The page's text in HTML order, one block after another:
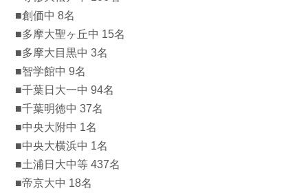
■創価中 8名
■多摩大聖ヶ丘中 15名
■多摩大目黒中 3名
■智学館中 9名
■千葉日大一中 94名
■千葉明徳中 37名
■中央大附中 1名
■中央大横浜中 1名
■土浦日大中等 437名
■帝京大中 18名